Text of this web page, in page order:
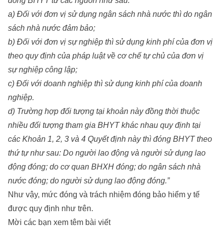
a) Đối với đơn vị sử dụng ngân sách nhà nước thì do ngân
sách nhà nước đảm bảo;
b) Đối với đơn vị sự nghiệp thì sử dụng kinh phí của đơn vị
theo quy định của pháp luật về cơ chế tự chủ của đơn vị
sự nghiệp công lập;
c) Đối với doanh nghiệp thì sử dụng kinh phí của doanh
nghiệp.
d) Trường hợp đối tượng tại khoản này đồng thời thuộc
nhiều đối tượng tham gia BHYT khác nhau quy định tại
các Khoản 1, 2, 3 và 4 Quyết định này thì đóng BHYT theo
thứ tự như sau: Do người lao động và người sử dụng lao
động đóng; do cơ quan BHXH đóng; do ngân sách nhà
nước đóng; do người sử dụng lao động đóng.”
Như vậy, mức đóng và trách nhiệm đóng bảo hiểm y tế
được quy định như trên.
Mời các bạn xem têm bài viết